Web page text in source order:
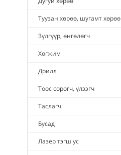
Туузан хөрөө, шугамт хөрөө
Зүлгүүр, өнгөлөгч
Хөгжим
Дрилл
Тоос сорогч, үлээгч
Таслагч
Бусад
Лазер тэгш ус